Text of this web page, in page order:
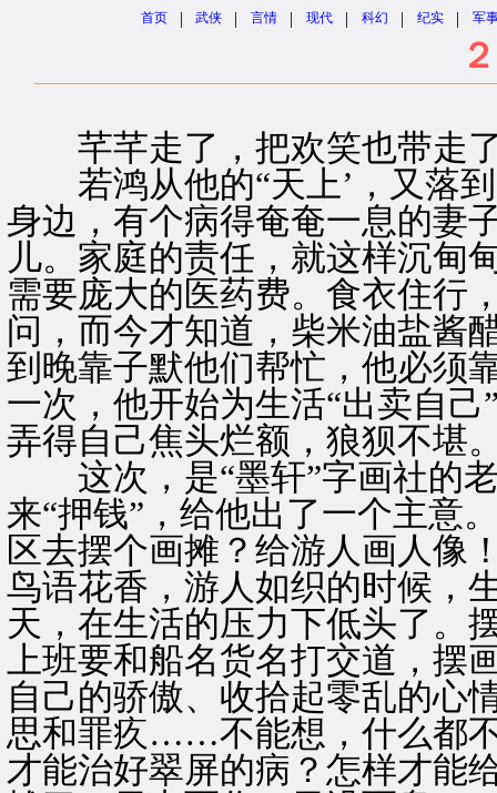
首页 | 武侠 | 言情 | 现代 | 科幻 | 纪实 | 军
芊芊走了，把欢笑也带走
若鸿从他的“天上’，又落到
身边，有个病得奄奄一息的妻
儿。家庭的责任，就这样沉甸
需要庞大的医药费。食衣住行
问，而今才知道，柴米油盐酱
到晚靠子默他们帮忙，他必须
一次，他开始为生活“出卖自
弄得自己焦头烂额，狼狈不堪
这次，是“墨轩”字画社的老
来“押钱”，给他出了一个主意
区去摆个画摊？给游人画人像
鸟语花香，游人如织的时候，
天，在生活的压力下低头了。
上班要和船名货名打交道，摆
自己的骄傲、收拾起零乱的心
思和罪疚……不能想，什么都
才能治好翠屏的病？怎样才能